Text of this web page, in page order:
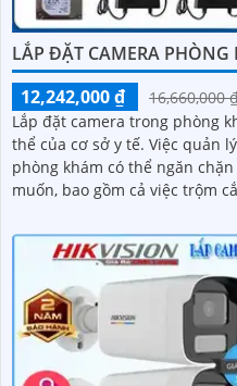
LẮP ĐẶT CAMERA
12,242,000 ₫
16,660,000
Lắp đặt camera trong phòng
thể của cơ sở y tế. Việc quản lý và giám sát hoạt động trong
phòng khám có thể ngăn
muốn, bao gồm cả việc trộm